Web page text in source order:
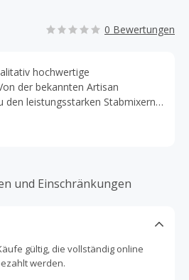
0 Bewertungen
hochwertige
der bekannten Artisan
den leistungsstarken Stabmixern,
breiten Produktpalette können
und Einschränkungen
gültig, die vollständig online
werden.